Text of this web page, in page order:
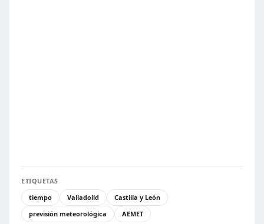
ETIQUETAS
tiempo
Valladolid
Castilla y León
previsión meteorológica
AEMET